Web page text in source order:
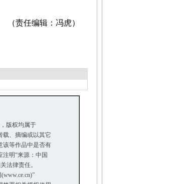
（责任编辑：冯虎）
版权均属于
、摘编或以其它
该等作品中是否有
明“来源：中国
法律责任。